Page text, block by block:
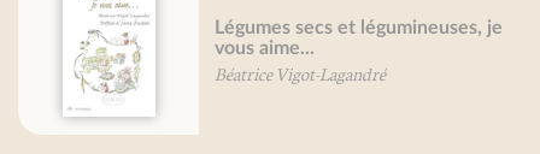
Légumes secs et légumineuses, je
vous aime...
Béatrice Vigot-Lagandré